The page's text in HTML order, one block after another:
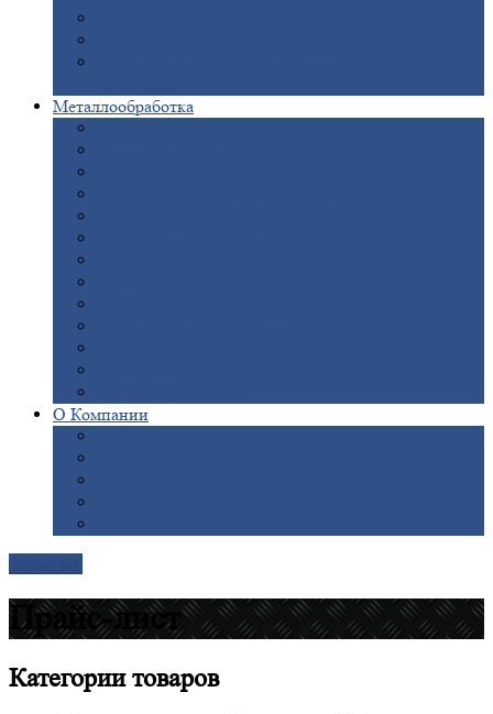
Металлообработка
О Компании
Прайс-лист
Категориитоваров